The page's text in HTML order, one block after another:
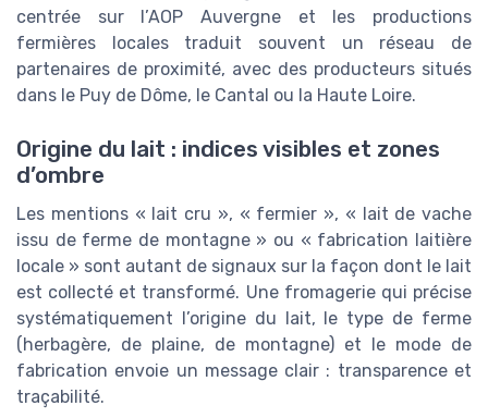
centrée sur l’AOP Auvergne et les productions
fermières locales traduit souvent un réseau de
partenaires de proximité, avec des producteurs situés
dans le Puy de Dôme, le Cantal ou la Haute Loire.
Origine du lait : indices visibles et zones
d’ombre
Les mentions « lait cru », « fermier », « lait de vache
issu de ferme de montagne » ou « fabrication laitière
locale » sont autant de signaux sur la façon dont le lait
est collecté et transformé. Une fromagerie qui précise
systématiquement l’origine du lait, le type de ferme
(herbagère, de plaine, de montagne) et le mode de
fabrication envoie un message clair : transparence et
traçabilité.